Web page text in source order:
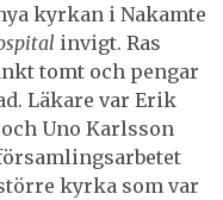
kyrkan i Nakamte
invigt. Ras
tomt och pengar
Läkare var Erik
Uno Karlsson
kyrka som var